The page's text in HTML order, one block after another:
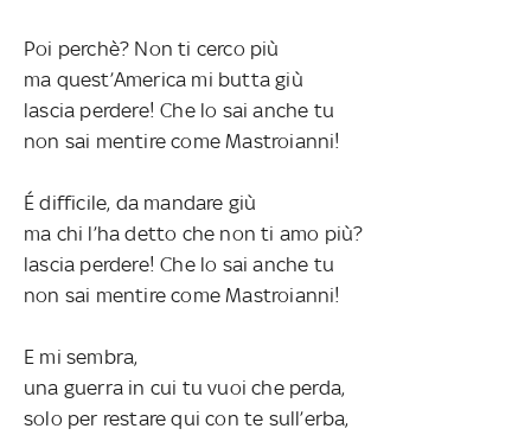
Poi perchè? Non ti cerco più
ma quest’America mi butta giù
lascia perdere! Che lo sai anche tu
non sai mentire come Mastroianni!
É difficile, da mandare giù
ma chi l’ha detto che non ti amo più?
lascia perdere! Che lo sai anche tu
non sai mentire come Mastroianni!
E mi sembra,
una guerra in cui tu vuoi che perda,
solo per restare qui con te sull’erba,